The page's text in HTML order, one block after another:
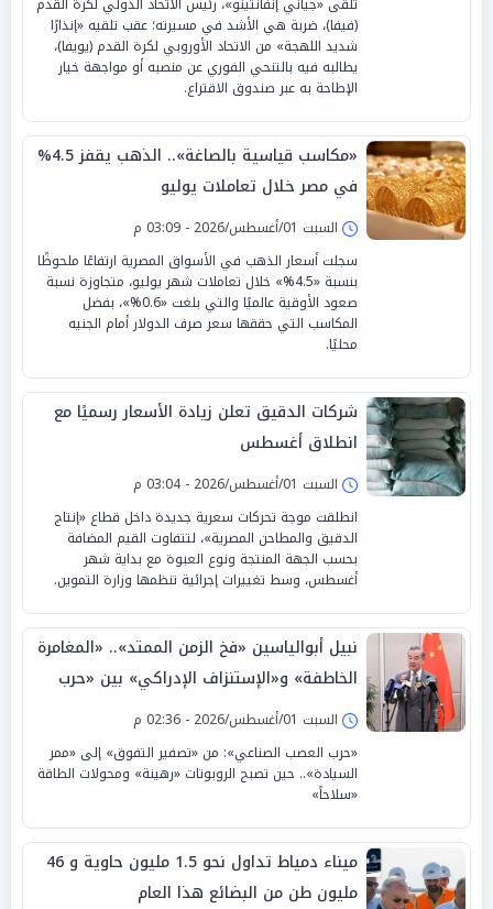
(فيفا)، ضربة هي الأشد في مسيرته؛ عقب تلقيه «إنذارًا
شديد اللهجة» من الاتحاد الأوروبي لكرة القدم (يويفا)،
يطالبه فيه بالتنحي الفوري عن منصبه أو مواجهة خيار
الإطاحة به عبر صندوق الاقتراع.
«مكاسب قياسية بالصاغة».. الذهب يقفز 4.5%
في مصر خلال تعاملات يوليو
السبت 01/أغسطس/2026 - 03:09 م
سجلت أسعار الذهب في الأسواق المصرية ارتفاعًا ملحوظًا
بنسبة «4.5%» خلال تعاملات شهر يوليو، متجاوزة نسبة
صعود الأوقية عالميًا والتي بلغت «0.6%»، بفضل
المكاسب التي حققها سعر صرف الدولار أمام الجنيه
محليًا.
شركات الدقيق تعلن زيادة الأسعار رسميًا مع
انطلاق أغسطس
السبت 01/أغسطس/2026 - 03:04 م
انطلقت موجة تحركات سعرية جديدة داخل قطاع «إنتاج
الدقيق والمطاحن المصرية»، لتتفاوت القيم المضافة
بحسب الجهة المنتجة ونوع العبوة مع بداية شهر
أغسطس، وسط تغييرات إجرائية تنظمها وزارة التموين.
نبيل أبوالياسين «فخ الزمن الممتد».. «المغامرة
الخاطفة» و«الإستنزاف الإدراكي» بين «حرب
العصب الصناعي» والرد الصيني
السبت 01/أغسطس/2026 - 02:36 م
«حرب العصب الصناعي»: من «تصفير التفوق» إلى «ممر
السيادة».. حين تصبح الروبوتات «رهينة» ومحولات الطاقة
«سلاحاً»
ميناء دمياط تداول نحو 1.5 مليون حاوية و 46
مليون طن من البضائع هذا العام